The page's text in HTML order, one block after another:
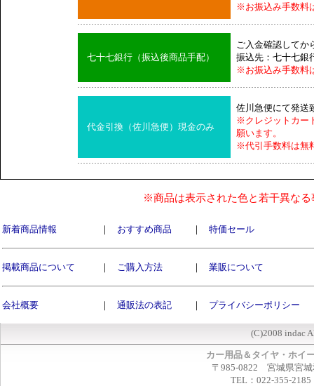
※お振込み手数料
七十七銀行（振込後商品手配）
ご入金確認してか
振込先：七十七銀
※お振込み手数料
代金引換（佐川急便）現金のみ
佐川急便にて発送
※クレジットカー
願います。
※代引手数料は無
※商品は表示された色と若干異な
新着商品情報 ｜ おすすめ商品 ｜ 特価セール
掲載商品について ｜ ご購入方法 ｜ 業販について
会社概要 ｜ 通販法の表記 ｜ プライバシーポリシー
(C)2008 indac
カー用品＆タイヤ・ホイ
〒985-0822 宮城県宮城
TEL：022-355-